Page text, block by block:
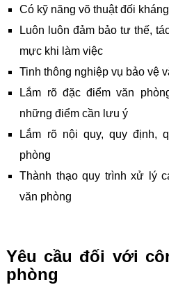
Có kỹ năng võ thuật đối
Luôn luôn đảm bảo tư thế,
mực khi làm việc
Tinh thông nghiệp vụ bảo vệ
Lắm rõ đặc điểm văn
những điểm cần lưu ý
Lắm rõ nội quy, quy định,
phòng
Thành thạo quy trình xử lý
văn phòng
Yêu cầu đối với
phòng